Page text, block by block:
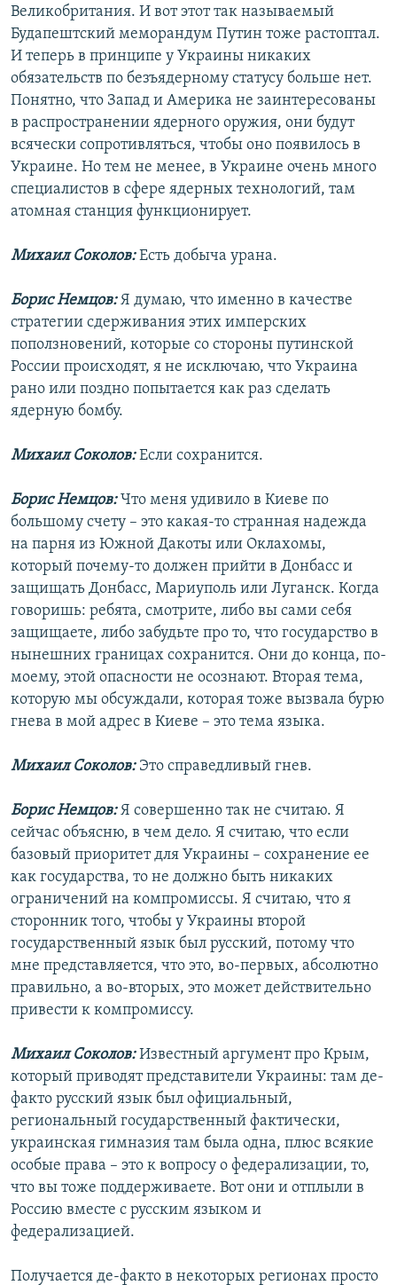
Великобритания. И вот этот так называемый
Будапештский меморандум Путин тоже растоптал.
И теперь в принципе у Украины никаких
обязательств по безъядерному статусу больше нет.
Понятно, что Запад и Америка не заинтересованы
в распространении ядерного оружия, они будут
всячески сопротивляться, чтобы оно появилось в
Украине. Но тем не менее, в Украине очень много
специалистов в сфере ядерных технологий, там
атомная станция функционирует.
Михаил Соколов:Есть добыча урана.
Борис Немцов:Я думаю, что именно в качестве
стратегии сдерживания этих имперских
поползновений, которые со стороны путинской
России происходят, я не исключаю, что Украина
рано или поздно попытается как раз сделать
ядерную бомбу.
Михаил Соколов:Если сохранится.
Борис Немцов:Что меня удивило в Киеве по
большому счету – это какая-то странная надежда
на парня из Южной Дакоты или Оклахомы,
который почему-то должен прийти в Донбасс и
защищать Донбасс, Мариуполь или Луганск. Когда
говоришь: ребята, смотрите, либо вы сами себя
защищаете, либо забудьте про то, что государство в
нынешних границах сохранится. Они до конца, по-
моему, этой опасности не осознают. Вторая тема,
которую мы обсуждали, которая тоже вызвала бурю
гнева в мой адрес в Киеве – это тема языка.
Михаил Соколов:Это справедливый гнев.
Борис Немцов:Я совершенно так не считаю. Я
сейчас объясню, в чем дело. Я считаю, что если
базовый приоритет для Украины – сохранение ее
как государства, то не должно быть никаких
ограничений на компромиссы. Я считаю, что я
сторонник того, чтобы у Украины второй
государственный язык был русский, потому что
мне представляется, что это, во-первых, абсолютно
правильно, а во-вторых, это может действительно
привести к компромиссу.
Михаил Соколов:Известный аргумент про Крым,
который приводят представители Украины: там де-
факто русский язык был официальный,
региональный государственный фактически,
украинская гимназия там была одна, плюс всякие
особые права – это к вопросу о федерализации, то,
что вы тоже поддерживаете. Вот они и отплыли в
Россию вместе с русским языком и
федерализацией.
Получается де-факто в некоторых регионах просто